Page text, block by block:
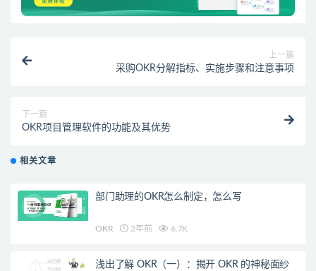
上一篇
采购OKR分解指标、实施步骤和注意事项
下一篇
OKR项目管理软件的功能及其优势
相关文章
部门助理的OKR怎么制定，怎么写
OKR 2年前 6.7K
浅出了解 OKR（一）：揭开 OKR 的神秘面纱